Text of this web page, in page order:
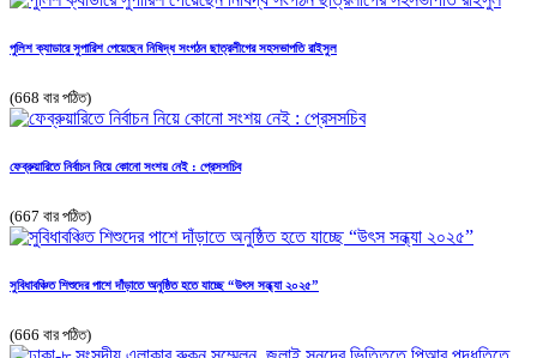
পুলিশ ক্যাডারে সুপারিশ পেয়েছেন নিষিদ্ধ সংগঠন ছাত্রলীগের সহসভাপতি রাইসুল
(668 বার পঠিত)
ফেব্রুয়ারিতে নির্বাচন নিয়ে কোনো সংশয় নেই : প্রেসসচিব
(667 বার পঠিত)
সুবিধাবঞ্চিত শিশুদের পাশে দাঁড়াতে অনুষ্ঠিত হতে যাচ্ছে “উৎস সন্ধ্যা ২০২৫”
(666 বার পঠিত)